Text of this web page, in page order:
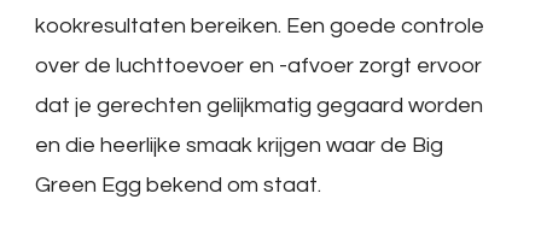
kookresultaten bereiken. Een goede controle
over de luchttoevoer en -afvoer zorgt ervoor
dat je gerechten gelijkmatig gegaard worden
en die heerlijke smaak krijgen waar de Big
Green Egg bekend om staat.